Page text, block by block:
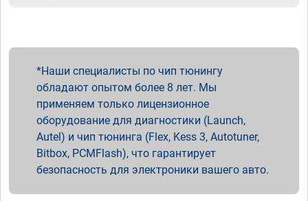
Наши специалисты по чип тюнингу
обладают опытом более 8 лет. Мы
применяем только лицензионное
оборудование для диагностики (Launch,
Autel) и чип тюнинга (Flex, Kess 3, Autotuner,
Bitbox, PCMFlash), что гарантирует
безопасность для электроники вашего авто.